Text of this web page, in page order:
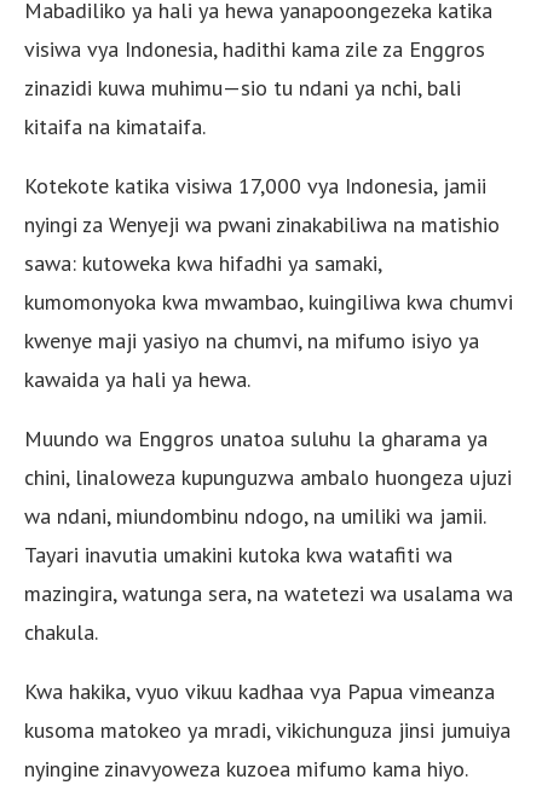
Mabadiliko ya hali ya hewa yanapoongezeka katika
visiwa vya Indonesia, hadithi kama zile za Enggros
zinazidi kuwa muhimu—sio tu ndani ya nchi, bali
kitaifa na kimataifa.
Kotekote katika visiwa 17,000 vya Indonesia, jamii
nyingi za Wenyeji wa pwani zinakabiliwa na matishio
sawa: kutoweka kwa hifadhi ya samaki,
kumomonyoka kwa mwambao, kuingiliwa kwa chumvi
kwenye maji yasiyo na chumvi, na mifumo isiyo ya
kawaida ya hali ya hewa.
Muundo wa Enggros unatoa suluhu la gharama ya
chini, linaloweza kupunguzwa ambalo huongeza ujuzi
wa ndani, miundombinu ndogo, na umiliki wa jamii.
Tayari inavutia umakini kutoka kwa watafiti wa
mazingira, watunga sera, na watetezi wa usalama wa
chakula.
Kwa hakika, vyuo vikuu kadhaa vya Papua vimeanza
kusoma matokeo ya mradi, vikichunguza jinsi jumuiya
nyingine zinavyoweza kuzoea mifumo kama hiyo.